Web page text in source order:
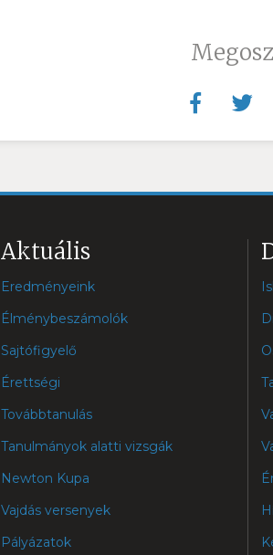
Aktuális
Eredményeink
Élménybeszámolók
Sajtófigyelő
Érettségi
Továbbtanulás
Tanulmányok alatti vizsgák
Newton Kupa
Vajdás versenyek
Pályázatok